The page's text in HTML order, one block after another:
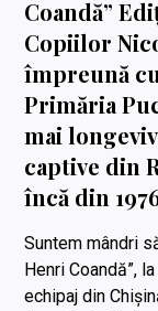
Coandă”
Copiilor
împreună
Primăria
mai
captive din
încă din
Suntem mândri
Henri Coandă”,
echipaj din